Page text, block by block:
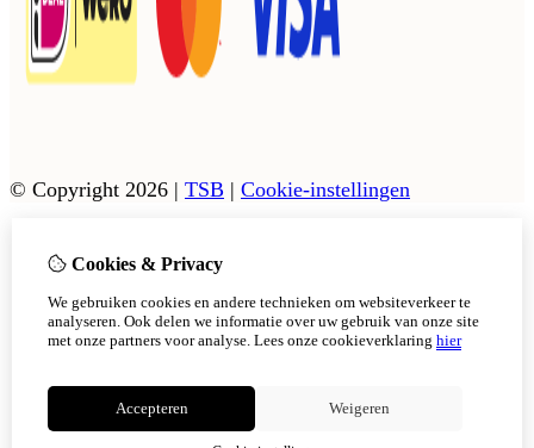
© Copyright 2026 | TSB | Cookie-instellingen
Cookies & Privacy
We gebruiken cookies en andere technieken om websiteverkeer te
analyseren. Ook delen we informatie over uw gebruik van onze site
met onze partners voor analyse. Lees onze cookieverklaring hier
Accepteren Weigeren
Vanaf 17 augustus zijn onze afhaalpunten in Tholen en
Scherpenisse weer geopend.
In Sint Philipsland kan er op afsppraak afgehaals worden,